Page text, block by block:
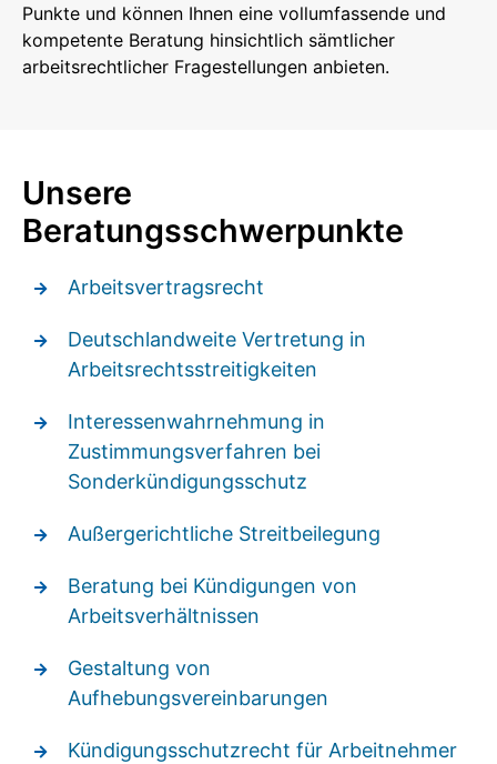
Punkte und können Ihnen eine vollumfassende und
kompetente Beratung hinsichtlich sämtlicher
arbeitsrechtlicher Fragestellungen anbieten.
Unsere
Beratungsschwerpunkte
Arbeitsvertragsrecht
Deutschlandweite Vertretung in
Arbeitsrechtsstreitigkeiten
Interessenwahrnehmung in
Zustimmungsverfahren bei
Sonderkündigungsschutz
Außergerichtliche Streitbeilegung
Beratung bei Kündigungen von
Arbeitsverhältnissen
Gestaltung von
Aufhebungsvereinbarungen
Kündigungsschutzrecht für Arbeitnehmer